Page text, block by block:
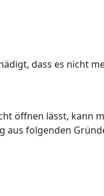
dass es nicht
öffnen lässt, kann
aus folgenden